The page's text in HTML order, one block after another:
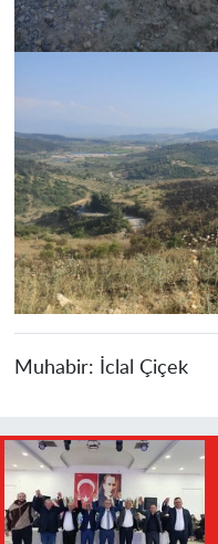
Muhabir: İclal Çiçek